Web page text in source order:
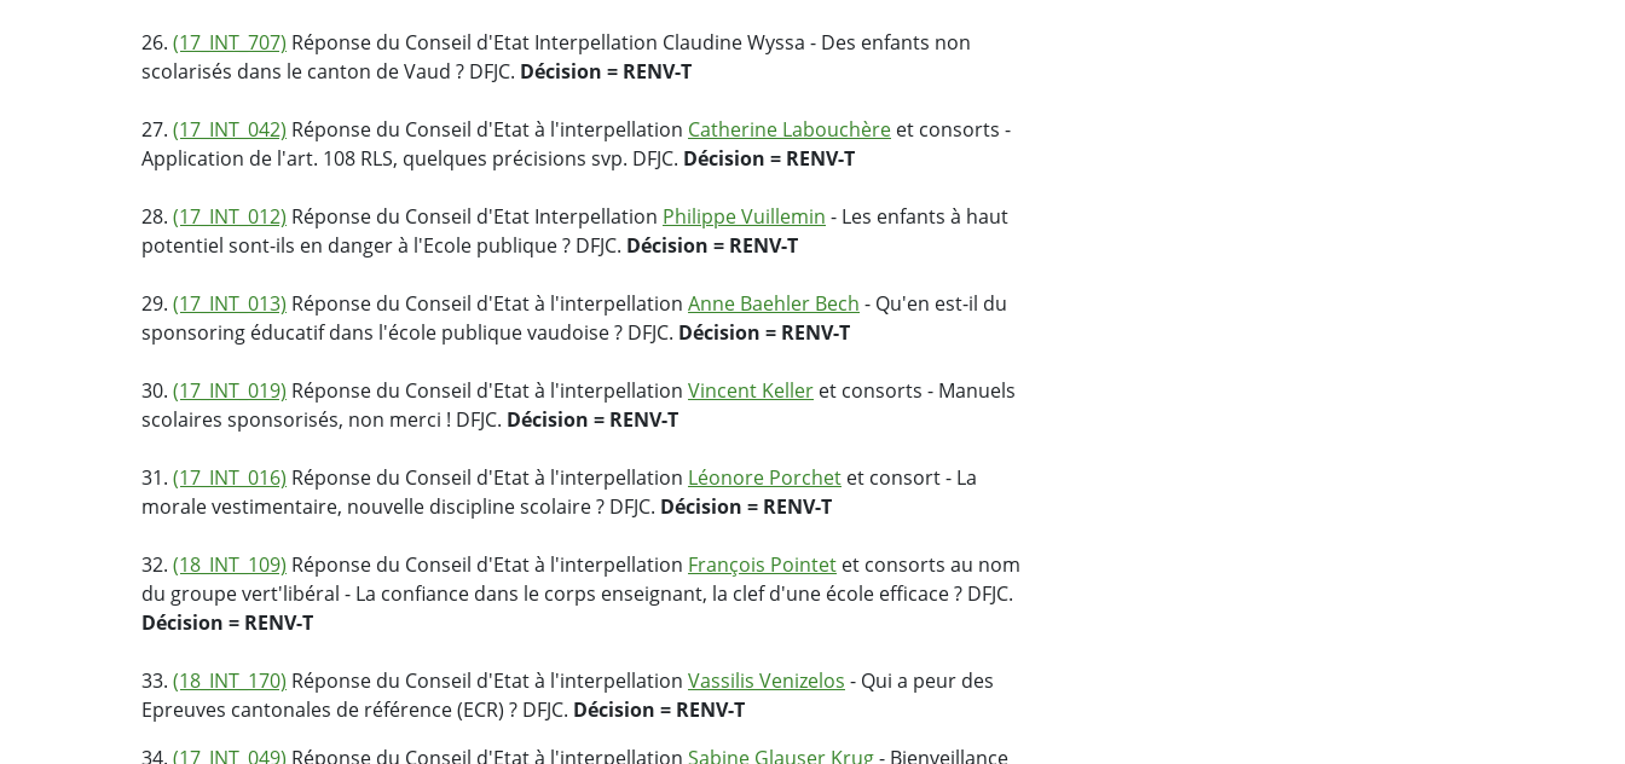
26. (17_INT_707) Réponse du Conseil d'Etat Interpellation Claudine Wyssa - Des enfants non
scolarisés dans le canton de Vaud ? DFJC. Décision = RENV-T
27. (17_INT_042) Réponse du Conseil d'Etat à l'interpellation Catherine Labouchère et consorts -
Application de l'art. 108 RLS, quelques précisions svp. DFJC. Décision = RENV-T
28. (17_INT_012) Réponse du Conseil d'Etat Interpellation Philippe Vuillemin - Les enfants à haut
potentiel sont-ils en danger à l'Ecole publique ? DFJC. Décision = RENV-T
29. (17_INT_013) Réponse du Conseil d'Etat à l'interpellation Anne Baehler Bech - Qu'en est-il du
sponsoring éducatif dans l'école publique vaudoise ? DFJC. Décision = RENV-T
30. (17_INT_019) Réponse du Conseil d'Etat à l'interpellation Vincent Keller et consorts - Manuels
scolaires sponsorisés, non merci ! DFJC. Décision = RENV-T
31. (17_INT_016) Réponse du Conseil d'Etat à l'interpellation Léonore Porchet et consort - La
morale vestimentaire, nouvelle discipline scolaire ? DFJC. Décision = RENV-T
32. (18_INT_109) Réponse du Conseil d'Etat à l'interpellation François Pointet et consorts au nom
du groupe vert'libéral - La confiance dans le corps enseignant, la clef d'une école efficace ? DFJC.
Décision = RENV-T
33. (18_INT_170) Réponse du Conseil d'Etat à l'interpellation Vassilis Venizelos - Qui a peur des
Epreuves cantonales de référence (ECR) ? DFJC. Décision = RENV-T
34. (17_INT_049) Réponse du Conseil d'Etat à l'interpellation Sabine Glauser Krug- Bienveillance